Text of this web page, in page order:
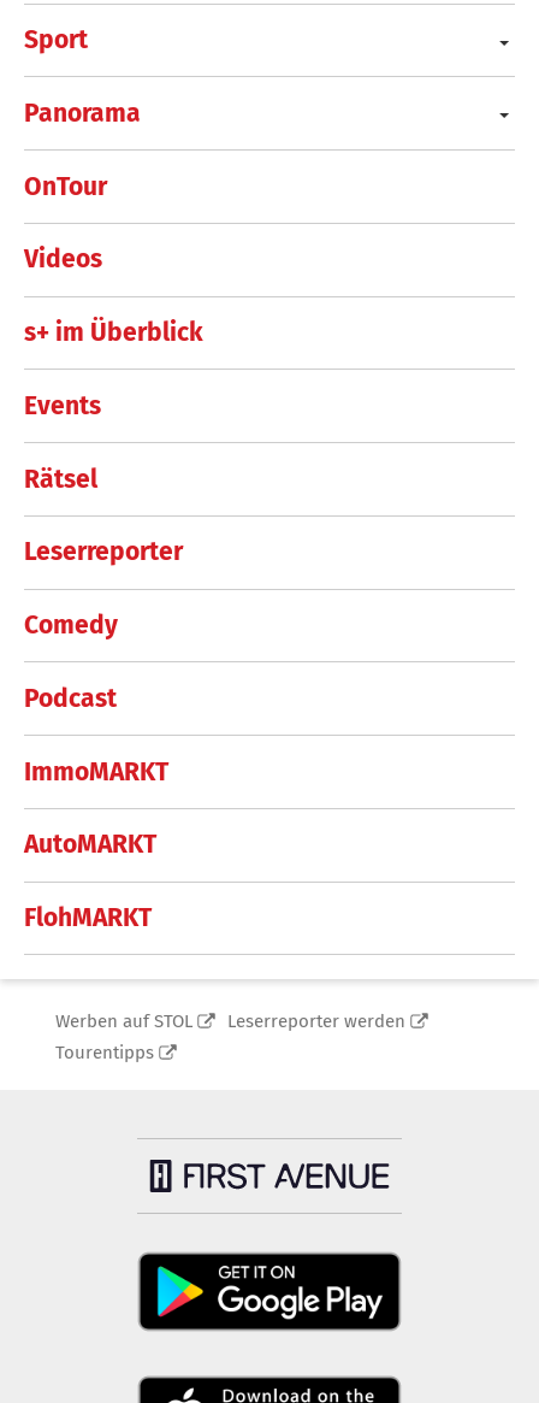
Sport
Panorama
OnTour
Videos
s+ im Überblick
Events
Rätsel
Leserreporter
Comedy
Podcast
ImmoMARKT
AutoMARKT
FlohMARKT
Werben auf STOL
Leserreporter werden
Tourentipps